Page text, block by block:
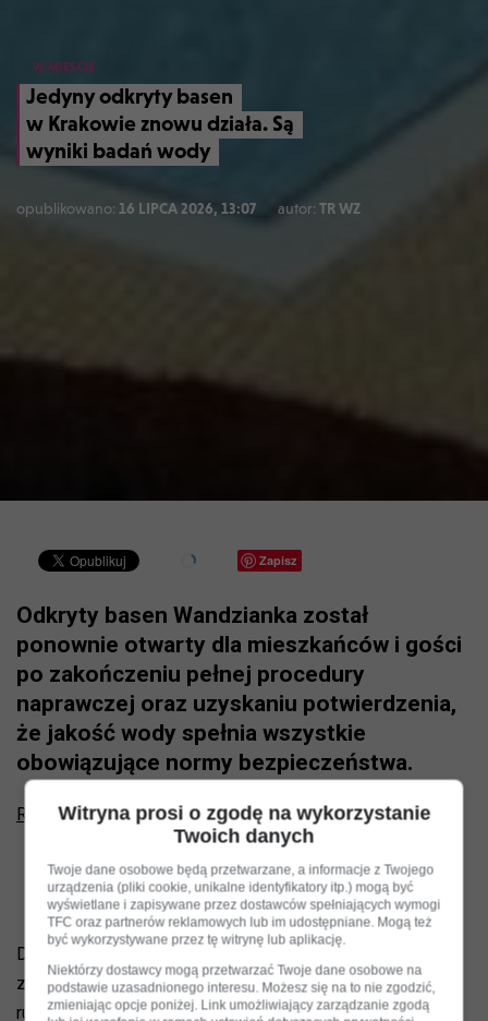
W MIEŚCIE
Jedyny odkryty basen
w Krakowie znowu działa. Są
wyniki badań wody
opublikowano: 16 LIPCA 2026, 13:07 autor: TR WZ
Zapisz
Odkryty basen Wandzianka został
ponownie otwarty dla mieszkańców i gości
po zakończeniu pełnej procedury
naprawczej oraz uzyskaniu potwierdzenia,
że jakość wody spełnia wszystkie
obowiązujące normy bezpieczeństwa.
Reklama
Decyzja o czasowym wyłączeniu obiektu z użytkowania
została wcześniej podjęta po otrzymaniu wyników
rutynowych badań jakości wody, które wykazały
Witryna prosi o zgodę na wykorzystanie
Twoich danych
Twoje dane osobowe będą przetwarzane, a informacje z Twojego
urządzenia (pliki cookie, unikalne identyfikatory itp.) mogą być
wyświetlane i zapisywane przez dostawców spełniających wymogi
TFC oraz partnerów reklamowych lub im udostępniane. Mogą też
być wykorzystywane przez tę witrynę lub aplikację.
Niektórzy dostawcy mogą przetwarzać Twoje dane osobowe na
podstawie uzasadnionego interesu. Możesz się na to nie zgodzić,
zmieniając opcje poniżej. Link umożliwiający zarządzanie zgodą